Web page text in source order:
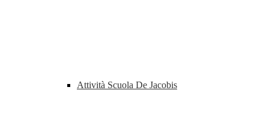
Attività Scuola De Jacobis